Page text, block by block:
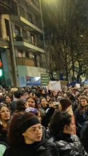
de odio contra
trans (travestis,
identidades
Observatorio
el año más
con un
cuando se
relevamiento,
los años